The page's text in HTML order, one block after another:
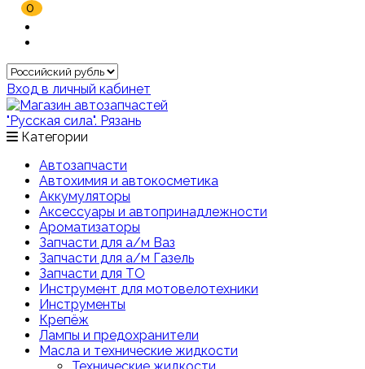
Вход в личный кабинет
Категории
Автозапчасти
Автохимия и автокосметика
Аккумуляторы
Аксессуары и автопринадлежности
Ароматизаторы
Запчасти для а/м Ваз
Запчасти для а/м Газель
Запчасти для ТО
Инструмент для мотовелотехники
Инструменты
Крепёж
Лампы и предохранители
Масла и технические жидкости
0